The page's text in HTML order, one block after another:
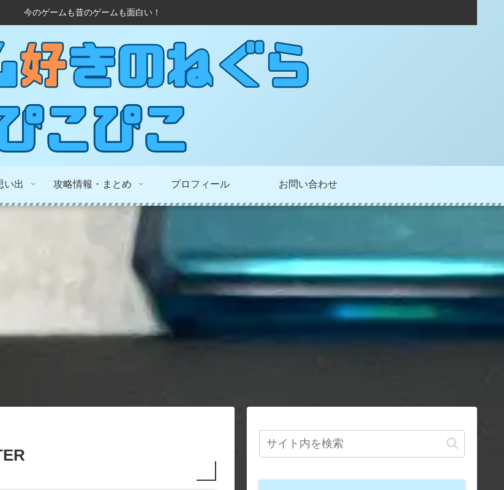
今のゲームも昔のゲームも面白い！
い出 攻略情報・まとめ プロフィール お問い合わせ